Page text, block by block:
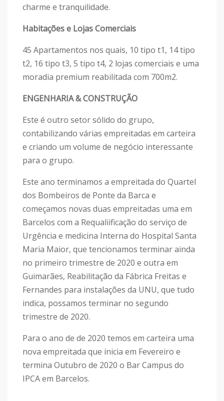
charme e tranquilidade.
Habitações e Lojas Comerciais
45 Apartamentos nos quais, 10 tipo t1, 14 tipo
t2, 16 tipo t3, 5 tipo t4, 2 lojas comerciais e uma
moradia premium reabilitada com 700m2.
ENGENHARIA & CONSTRUÇÃO
Este é outro setor sólido do grupo,
contabilizando várias empreitadas em carteira
e criando um volume de negócio interessante
para o grupo.
Este ano terminamos a empreitada do Quartel
dos Bombeiros de Ponte da Barca e
começamos novas duas empreitadas uma em
Barcelos com a Requaliificação do serviço de
Urgência e medicina Interna do Hospital Santa
Maria Maior, que tencionamos terminar ainda
no primeiro trimestre de 2020 e outra em
Guimarães, Reabilitação da Fábrica Freitas e
Fernandes para instalações da UNU, que tudo
indica, possamos terminar no segundo
trimestre de 2020.
Para o ano de de 2020 temos em carteira uma
nova empreitada que inicia em Fevereiro e
termina Outubro de 2020 o Bar Campus do
IPCA em Barcelos.